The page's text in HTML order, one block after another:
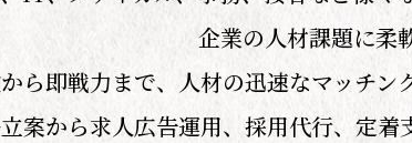
企業の人材課題に柔
ら即戦力まで、人材の迅速なマッチン
案から求人広告運用、採用代行、定着